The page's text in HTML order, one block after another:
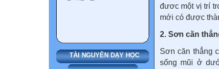
TÀI NGUYÊN DẠY HỌC
đươc một vị trí
mới có được
2. Sơn căn
Sơn căn thẳng
sống mũi ở